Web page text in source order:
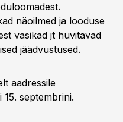
näoilmed ja looduse
vasikad jt huvitavad
jäädvustused.
aadressile
15. septembrini.